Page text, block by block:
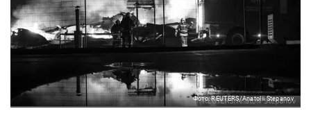
Фото: REUTERS/Anatolii Stepanov